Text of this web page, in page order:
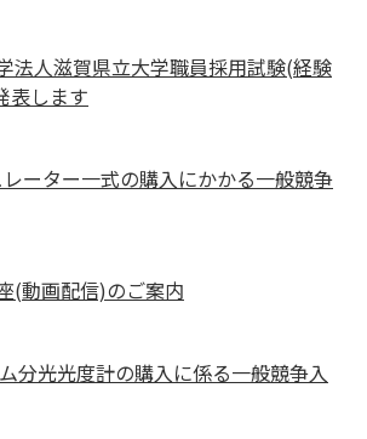
法人滋賀県立大学職員採用試験(経験
表します
ーター一式の購入にかかる一般競争
(動画配信)のご案内
分光光度計の購入に係る一般競争入